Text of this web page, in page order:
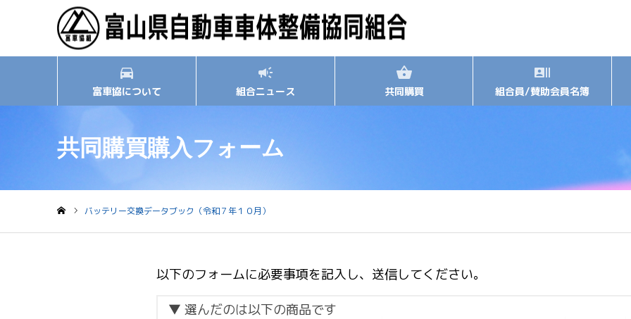
富車協について 組合ニュース 共同購買 組合員/賛助会員名簿
共同購買購入フォーム
バッテリー交換データブック（令和７年１０月）
以下のフォームに必要事項を記入し、送信してください。
▼ 選んだのは以下の商品です